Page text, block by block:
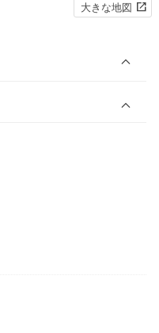
大きな地図